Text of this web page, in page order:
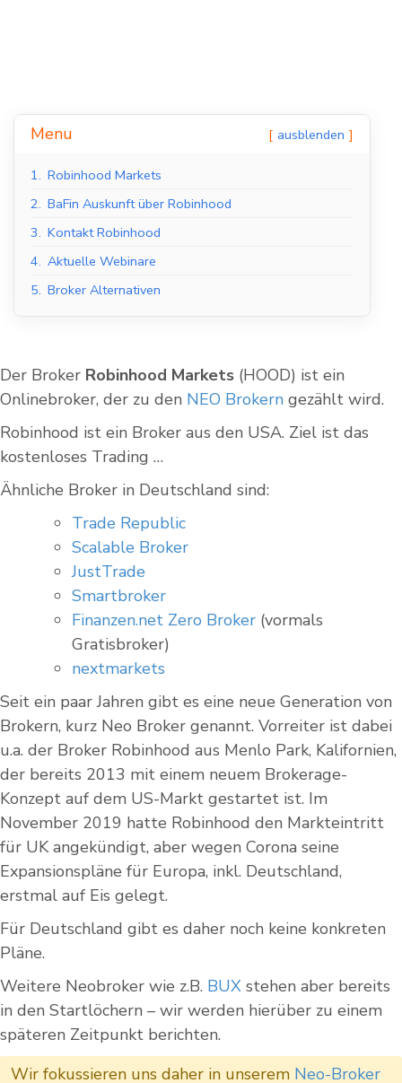
Menu ausblenden
1. Robinhood Markets
2. BaFin Auskunft über Robinhood
3. Kontakt Robinhood
4. Aktuelle Webinare
5. Broker Alternativen
Der Broker Robinhood Markets (HOOD) ist ein
Onlinebroker, der zu den NEO Brokern gezählt wird.
Robinhood ist ein Broker aus den USA. Ziel ist das
kostenloses Trading …
Ähnliche Broker in Deutschland sind:
Trade Republic
Scalable Broker
JustTrade
Smartbroker
Finanzen.net Zero Broker (vormals
Gratisbroker)
nextmarkets
Seit ein paar Jahren gibt es eine neue Generation von
Brokern, kurz Neo Broker genannt. Vorreiter ist dabei
u.a. der Broker Robinhood aus Menlo Park, Kalifornien,
der bereits 2013 mit einem neuem Brokerage-
Konzept auf dem US-Markt gestartet ist. Im
November 2019 hatte Robinhood den Markteintritt
für UK angekündigt, aber wegen Corona seine
Expansionspläne für Europa, inkl. Deutschland,
erstmal auf Eis gelegt.
Für Deutschland gibt es daher noch keine konkreten
Pläne.
Weitere Neobroker wie z.B. BUX stehen aber bereits
in den Startlöchern – wir werden hierüber zu einem
späteren Zeitpunkt berichten.
Wir fokussieren uns daher in unserem Neo-Broker